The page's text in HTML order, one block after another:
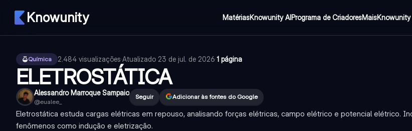
Knowunity MatériasKnowunity AIPrograma de CriadoresMaisKnowunity
Química 2.484 visualizações·Atualizado 23 de jul. de 2026·1 página
ELETROSTÁTICA
Alessandro Marroque Sampaio
@eualee_
Seguir Adicionar às fontes do Google
Eletrostática estuda cargas elétricas em repouso, analisando forças elétricas, campo elétrico e potencial elétrico.
fenômenos como indução e eletrização.